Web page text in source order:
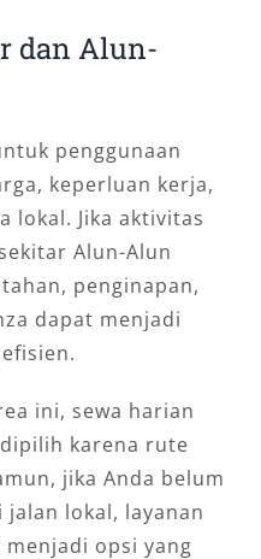
dan Alun-
penggunaan
keperluan kerja,
lokal. Jika aktivitas
Alun-Alun
penginapan,
dapat menjadi
ini, sewa harian
karena rute
jika Anda belum
lokal, layanan
opsi yang